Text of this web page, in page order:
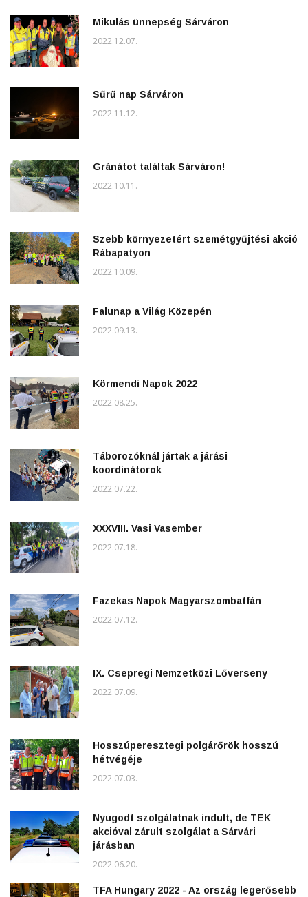
Mikulás ünnepség Sárváron
2022.12.07.
Sűrű nap Sárváron
2022.11.12.
Gránátot találtak Sárváron!
2022.10.11.
Szebb környezetért szemétgyűjtési akció
Rábapatyon
2022.10.09.
Falunap a Világ Közepén
2022.09.13.
Körmendi Napok 2022
2022.08.25.
Táborozóknál jártak a járási
koordinátorok
2022.07.22.
XXXVIII. Vasi Vasember
2022.07.18.
Fazekas Napok Magyarszombatfán
2022.07.12.
IX. Csepregi Nemzetközi Lőverseny
2022.07.09.
Hosszúperesztegi polgárőrök hosszú
hétvégéje
2022.07.03.
Nyugodt szolgálatnak indult, de TEK
akcióval zárult szolgálat a Sárvári
járásban
2022.06.20.
TFA Hungary 2022 - Az ország legerősebb